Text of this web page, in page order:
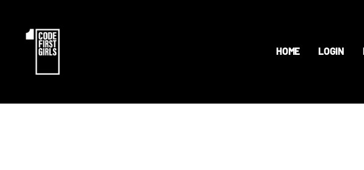
HOME LOGIN